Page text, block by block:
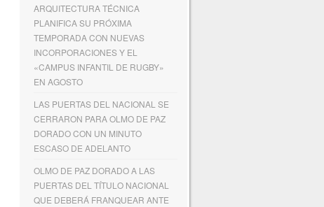
ARQUITECTURA TÉCNICA
PLANIFICA SU PRÓXIMA
TEMPORADA CON NUEVAS
INCORPORACIONES Y EL
«CAMPUS INFANTIL DE RUGBY»
EN AGOSTO
LAS PUERTAS DEL NACIONAL SE
CERRARON PARA OLMO DE PAZ
DORADO CON UN MINUTO
ESCASO DE ADELANTO
OLMO DE PAZ DORADO A LAS
PUERTAS DEL TÍTULO NACIONAL
QUE DEBERÁ FRANQUEAR ANTE